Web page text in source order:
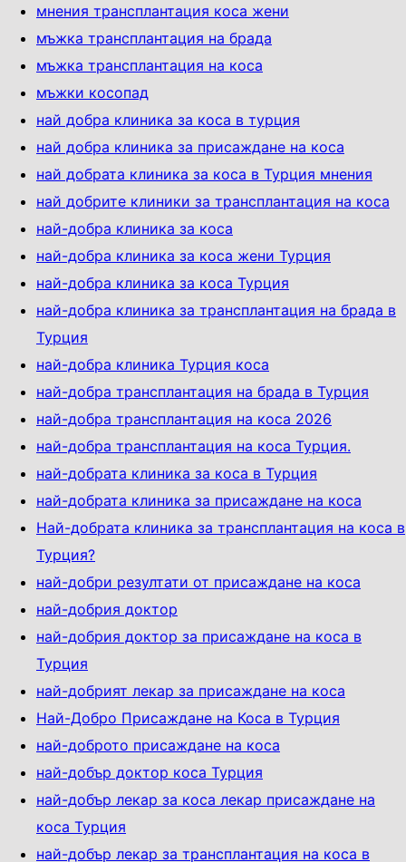
мнения трансплантация коса жени
мъжка трансплантация на брада
мъжка трансплантация на коса
мъжки косопад
най добра клиника за коса в турция
най добра клиника за присаждане на коса
най добрата клиника за коса в Турция мнения
най добрите клиники за трансплантация на коса
най-добра клиника за коса
най-добра клиника за коса жени Турция
най-добра клиника за коса Турция
най-добра клиника за трансплантация на брада в
Турция
най-добра клиника Турция коса
най-добра трансплантация на брада в Турция
най-добра трансплантация на коса 2026
най-добра трансплантация на коса Турция.
най-добрата клиника за коса в Турция
най-добрата клиника за присаждане на коса
Най-добрата клиника за трансплантация на коса в
Турция?
най-добри резултати от присаждане на коса
най-добрия доктор
най-добрия доктор за присаждане на коса в
Турция
най-добрият лекар за присаждане на коса
Най-Добро Присаждане на Коса в Турция
най-доброто присаждане на коса
най-добър доктор коса Турция
най-добър лекар за коса лекар присаждане на
коса Турция
най-добър лекар за трансплантация на коса в